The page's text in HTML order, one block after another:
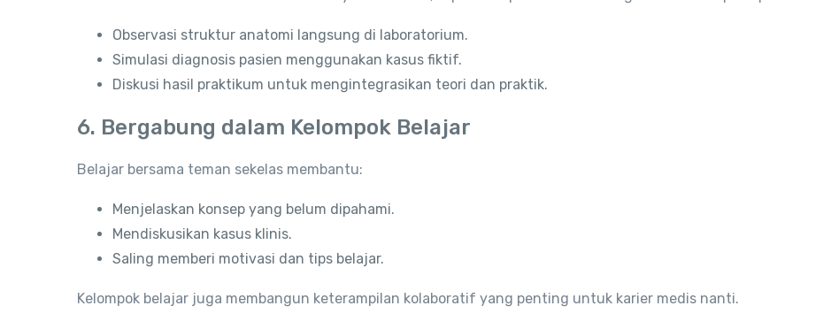
Observasi struktur anatomi langsung di laboratorium.
Simulasi diagnosis pasien menggunakan kasus fiktif.
Diskusi hasil praktikum untuk mengintegrasikan teori dan praktik.
6. Bergabung dalam Kelompok Belajar
Belajar bersama teman sekelas membantu:
Menjelaskan konsep yang belum dipahami.
Mendiskusikan kasus klinis.
Saling memberi motivasi dan tips belajar.
Kelompok belajar juga membangun keterampilan kolaboratif yang penting untuk karier medis nanti.